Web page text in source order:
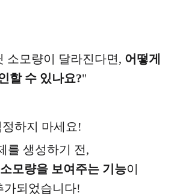
소모량이 달라진다면, 어떻게
할 수 있나요?"
정하지 마세요!
를 생성하기 전,
모량을 보여주는 기능이
가되었습니다!